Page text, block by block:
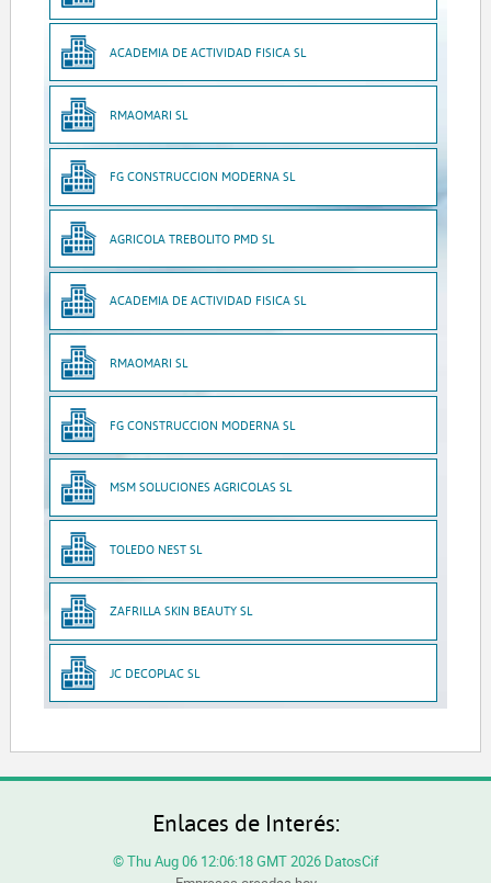
ACADEMIA DE ACTIVIDAD FISICA SL
RMAOMARI SL
FG CONSTRUCCION MODERNA SL
AGRICOLA TREBOLITO PMD SL
ACADEMIA DE ACTIVIDAD FISICA SL
RMAOMARI SL
FG CONSTRUCCION MODERNA SL
MSM SOLUCIONES AGRICOLAS SL
TOLEDO NEST SL
ZAFRILLA SKIN BEAUTY SL
JC DECOPLAC SL
Enlaces de Interés:
© Thu Aug 06 12:06:18 GMT 2026 DatosCif